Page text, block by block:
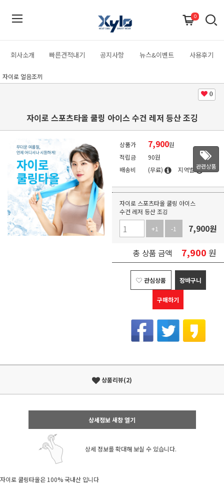
0
회사소개 빠른견적내기 공지사항 뉴스&이벤트 사용후기
자이로 얼음조끼
0
자이로 스포츠타올 쿨링 아이스 수건 레저 등산 조깅
상품가 7,900원
적립금
90원
배송비
(무료) 지역별 관련상품
자이로 스포츠타올 쿨링 아이스
수건 레저 등산 조깅
+1
-1 7,900원
총 상품 금액 7,900 원
관심상품 장바구니
구매하기
상품리뷰(2)
상세정보 새창 열기
상세 정보를 확대해 보실 수 있습니다.
자이로 쿨링타올은 100% 국내산 입니다